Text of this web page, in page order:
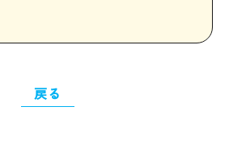
戻る